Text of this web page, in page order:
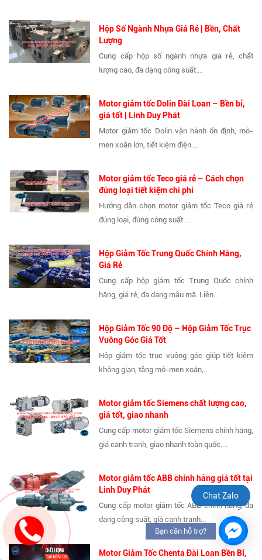
Hộp Số Ngành Nhựa Giá Rẻ | Bền, Chất
Lượng
Cung cấp hộp số ngành nhựa giá rẻ, chất
lượng cao, đa dạng công suất....
Motor giảm tốc Dolin Đài Loan – Bền bỉ,
giá tốt | Linh Duy Phát
Motor giảm tốc Dolin vận hành ổn định, mô-
men xoắn lớn, tiết kiệm điện....
Motor giảm tốc Teco giá rẻ – Cách chọn
đúng loại tiết kiệm chi phí
Hướng dẫn chọn motor giảm tốc Teco giá rẻ
đúng loại, đúng công suất....
Hộp Giảm Tốc Trung Quốc Chính Hãng,
Giá Rẻ
Cung cấp hộp giảm tốc Trung Quốc chính
hãng, giá rẻ, đa dạng mẫu mã. Liên...
Hộp Giảm Tốc 90 Độ – Hộp Giảm Tốc Trục
Vuông Góc Giá Tốt
Hộp giảm tốc trục vuông góc giúp tiết kiệm
không gian, tăng mô-men xoắn,...
Motor giảm tốc Siemens chất lượng cao,
giá tốt, giao nhanh
Cung cấp motor giảm tốc Siemens chính hãng,
giá cạnh tranh, giao nhanh toàn quốc....
Motor giảm tốc ABB chính hãng giá tốt tại
Linh Duy Phát
Cung cấp motor giảm tốc ABB chính hãng, đa
dạng công suất, giá cạnh tranh...
Motor Giảm Tốc Chenta Đài Loan Bền Bỉ,
Chat Zalo
Bạn cần hỗ trợ?